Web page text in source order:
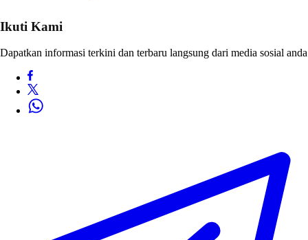
Ikuti Kami
Dapatkan informasi terkini dan terbaru langsung dari media sosial anda